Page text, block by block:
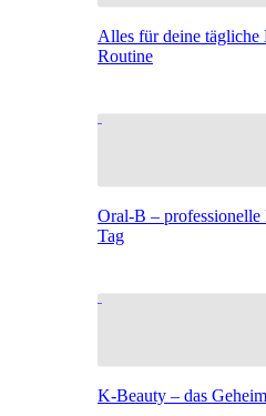
Alles für deine
Routine
Oral-B –
Tag
K-Beauty – das